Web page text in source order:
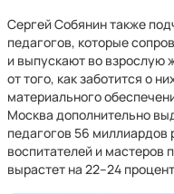
Сергей Собянин также
педагогов, которые
и выпускают во взрослую
от того, как заботится о
материального
Москва дополнительно
педагогов 56 миллиардов
воспитателей и мастеров
вырастет на 22–24